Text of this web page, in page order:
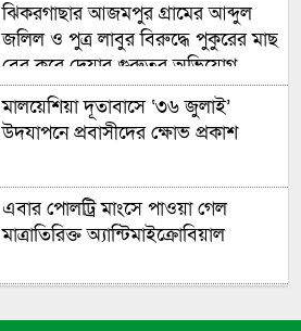
ঝিকরগাছার আজমপুর গ্রামের আব্দুল
জলিল ও পুত্র লাবুর বিরুদ্ধে পুকুরের মাছ
বের করে দেয়ার গুরুতর অভিযোগ
উঠেছে
মালয়েশিয়া দূতাবাসে ‘৩৬ জুলাই’
উদযাপনে প্রবাসীদের ক্ষোভ প্রকাশ
এবার পোলট্রি মাংসে পাওয়া গেল
মাত্রাতিরিক্ত অ্যান্টিমাইক্রোবিয়াল